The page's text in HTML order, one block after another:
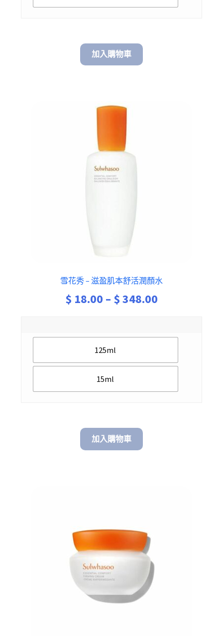
加入購物車
雪花秀 – 滋盈肌本舒活潤顏水
$ 18.00 – $348.00
$ 18.00
125ml
15ml
加入購物車